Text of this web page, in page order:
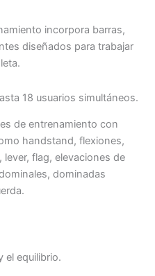
incorpora barras,
diseñados para trabajar
18 usuarios simultáneos.
de entrenamiento con
handstand, flexiones,
flag, elevaciones de
dominadas
el equilibrio.